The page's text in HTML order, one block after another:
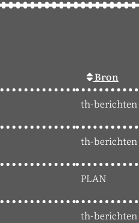
Bron
th-berichten
th-berichten
PLAN
th-berichten